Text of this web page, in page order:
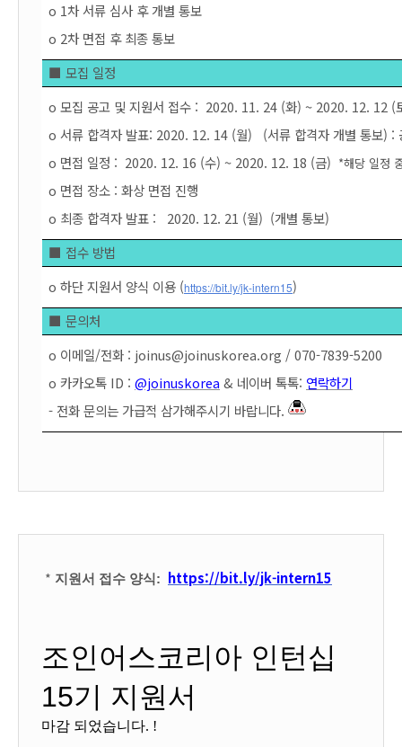
o 1차 서류 심사 후 개별 통보
o 2차 면접 후 최종 통보
■ 모집 일정
o 모집 공고 및 지원서 접수 :  2020. 11. 24 (화) ~ 2020. 12. 12 (
o 서류 합격자 발표: 2020. 12. 14 (월)
(서류 합격자 개별 통보) :
o 면접 일정 :  2020. 12. 16 (수) ~ 2020. 12. 18 (금) *해당 일정
o 면접 장소 : 화상 면접 진행
o 최종 합격자 발표 :
  2020. 12. 21 (월)
(개별 통보)
■ 접수 방법
o 하단 지원서 양식 이용 (https://bit.ly/jk-intern15)
■ 문의처
o 이메일/전화 : joinus@joinuskorea.org / 070-7839-5200
o 카카오톡 ID : @joinuskorea & 네이버 톡톡: 연락하기
- 전화 문의는 가급적 삼가해주시기 바랍니다.
* 지원서 접수 양식: https://bit.ly/jk-intern15